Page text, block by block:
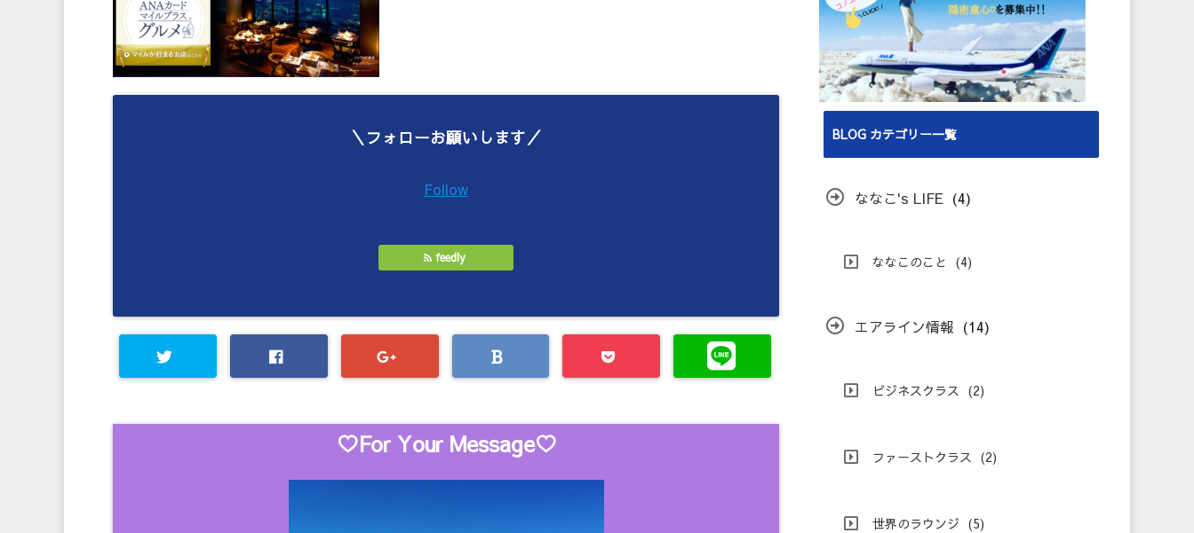
＼フォローお願いします／
Follow
feedly
♡For Your Message♡
BLOG カテゴリー一覧
ななこ's LIFE (4)
ななこのこと (4)
エアライン情報 (14)
ビジネスクラス (2)
ファーストクラス (2)
世界のラウンジ (5)